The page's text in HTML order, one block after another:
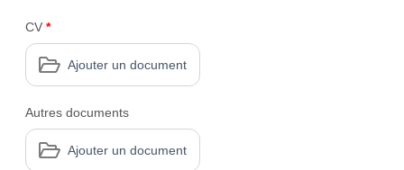
CV *
Ajouter un document
Autres documents
Ajouter un document